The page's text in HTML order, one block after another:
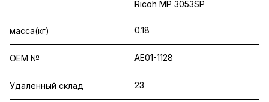
Ricoh MP 3053SP
масса(кг) 0.18
OEM № AE01-1128
Удаленный склад 23